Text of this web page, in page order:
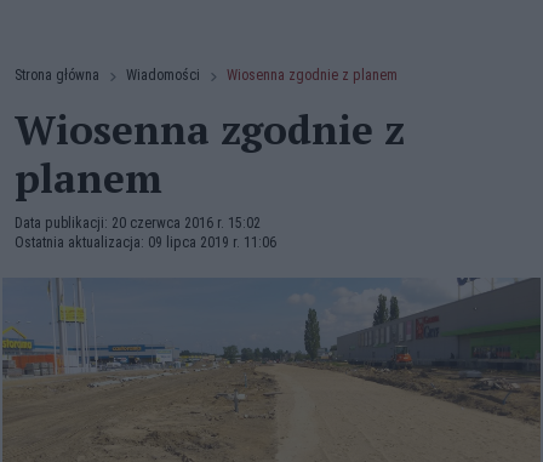
Strona główna Wiadomości Wiosenna zgodnie z planem
Wiosenna zgodnie z
planem
Data publikacji: 20 czerwca 2016 r. 15:02
Ostatnia aktualizacja: 09 lipca 2019 r. 11:06